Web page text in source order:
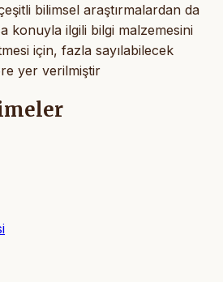
bilimsel araştırmalardan da
konuyla ilgili bilgi malzemesini
için, fazla sayılabilecek
yer verilmiştir